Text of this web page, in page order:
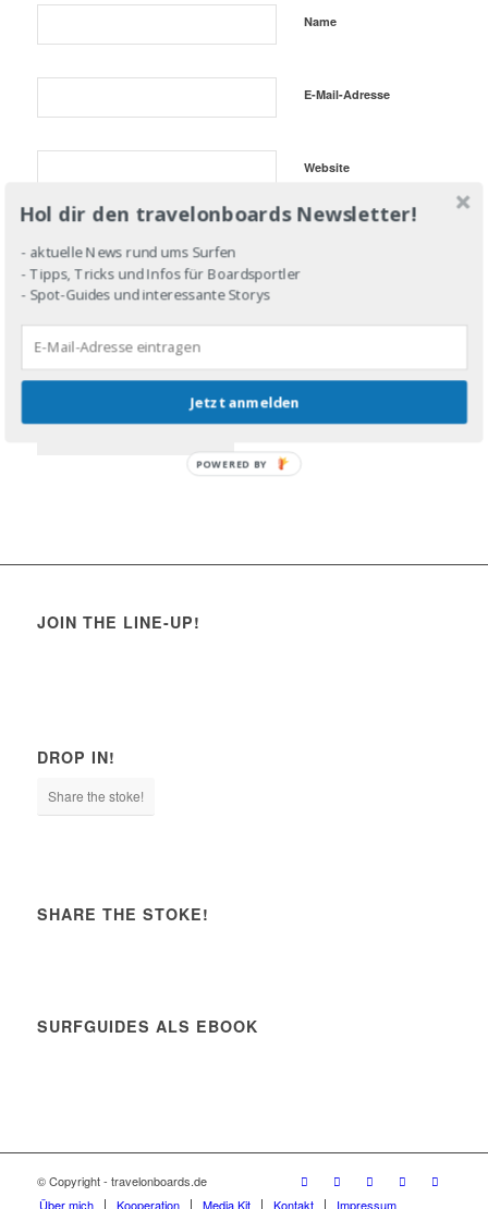
Name
E-Mail-Adresse
Website
JOIN THE LINE-UP!
DROP IN!
Share the stoke!
SHARE THE STOKE!
SURFGUIDES ALS EBOOK
© Copyright - travelonboards.de
Über mich
Kooperation Media Kit Kontakt Impressum
Hol dir den travelonboards Newsletter!
- aktuelle News rund ums Surfen
- Tipps, Tricks und Infos für Boardsportler
- Spot-Guides und interessante Storys
Jetzt anmelden
POWERED BY